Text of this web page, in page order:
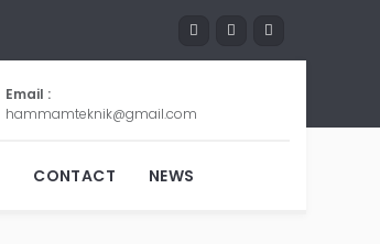
Email :
hammamteknik@gmail.com
CONTACT NEWS